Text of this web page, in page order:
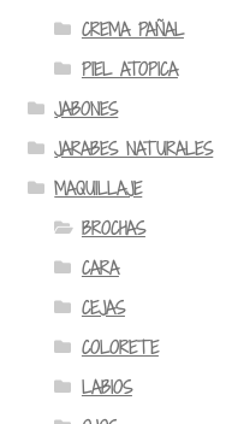
CREMA PAÑAL
PIEL ATOPICA
JABONES
JARABES NATURALES
MAQUILLAJE
BROCHAS
CARA
CEJAS
COLORETE
LABIOS